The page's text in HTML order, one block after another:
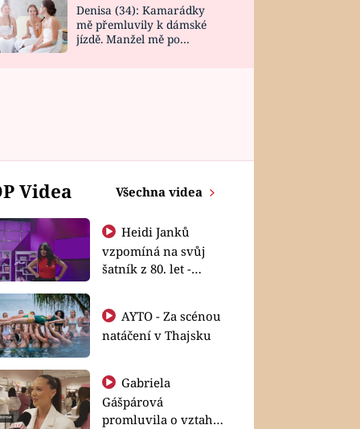
Denisa (34): Kamarádky
mě přemluvily k dámské
jízdě. Manžel mě po
Videa Všechna videa
Heidi Janků
vzpomíná na svůj
šatník z 80. let -
natáčení v Thajsku
Gabriela
Gášpárová
promluvila o vztahu